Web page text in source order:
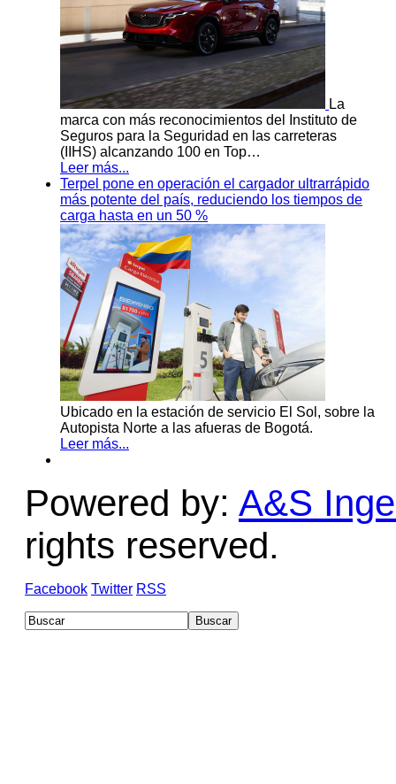
La
marca con más reconocimientos del Instituto de
Seguros para la Seguridad en las carreteras
(IIHS) alcanzando 100 en Top…
Leer más...
Terpel pone en operación el cargador ultrarrápido
más potente del país, reduciendo los tiempos de
carga hasta en un 50 %
Ubicado en la estación de servicio El Sol, sobre la
Autopista Norte a las afueras de Bogotá.
Leer más...
Powered by: A&S
rights reserved.
Facebook Twitter RSS